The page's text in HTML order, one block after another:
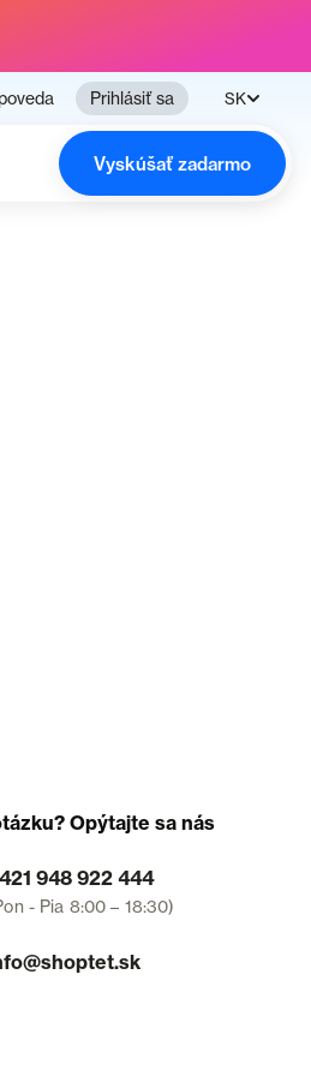
Prihlásiť sa SK
Vyskúšať zadarmo
Opýtajte sa nás
948 922 444
- Pia 8:00 – 18:30)